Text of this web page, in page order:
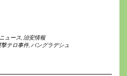
ュース 治安情報
撃テロ事件, バングラデシュ